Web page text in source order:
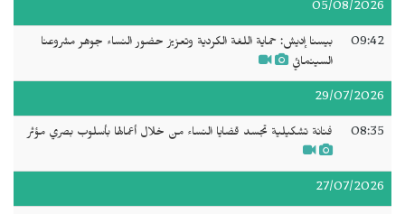
05/08/2026
09:42
بيسنا إديش: حماية اللغة الكردية وتعزيز حضور النساء جوهر مشروعنا
السينمائي
29/07/2026
08:35 فنانة تشكيلية تجسد قضايا النساء من خلال أعمالها بأسلوب بصري مؤثر
27/07/2026